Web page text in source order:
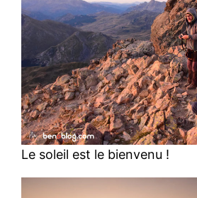
Le soleil est le bienvenu !